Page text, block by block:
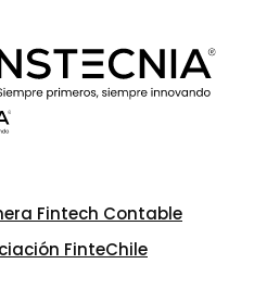
Fintech Contable
FinteChile